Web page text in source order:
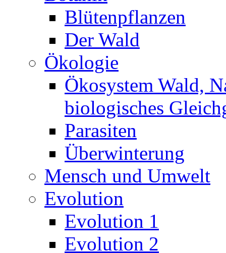
Blütenpflanzen
Der Wald
Ökologie
Ökosystem Wald,
biologisches
Parasiten
Überwinterung
Mensch und Umwelt
Evolution
Evolution 1
Evolution 2